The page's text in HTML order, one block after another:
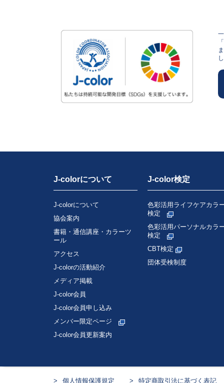
J-colorについて
J-colorについて
協会案内
書籍・通信講座・カラーツ
ール
アクセス
J-colorの活動紹介
メディア掲載
J-color会員
J-color会員申し込み
メンバー限定ページ
J-color会員更新案内
J-color検定
色彩活用ライフケアカラ
検定
色彩活用パーソナルカラ
検定
CBT検定
団体受検制度
個人情報保護規定 特定商取引法に基づく表記